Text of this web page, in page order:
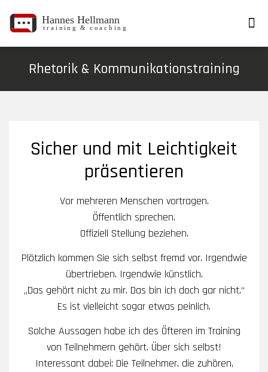
Rhetorik & Kommunikationstraining
Sicher und mit Leichtigkeit
präsentieren
Vor mehreren Menschen vortragen.
Öffentlich sprechen.
Offiziell Stellung beziehen.
Plötzlich kommen Sie sich selbst fremd vor. Irgendwie
übertrieben. Irgendwie künstlich.
„Das gehört nicht zu mir. Das bin ich doch gar nicht.“
Es ist vielleicht sogar etwas peinlich.
Solche Aussagen habe ich des Öfteren im Training
von Teilnehmern gehört. Über sich selbst!
Interessant dabei: Die Teilnehmer, die zuhören,